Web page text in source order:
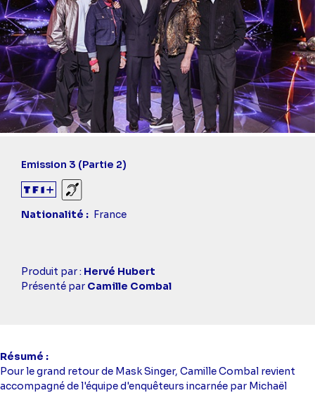
Emission 3 (Partie 2)
Sourds et malentendants
Nationalité
France
Casting
simba
Produit par : Hervé Hubert
Présenté par Camille Combal
Résumé
Pour le grand retour de Mask Singer, Camille Combal revient
accompagné de l'équipe d'enquêteurs incarnée par Michaël